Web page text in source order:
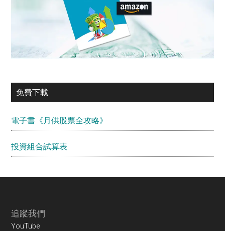
免費下載
電子書《月供股票全攻略》
投資組合試算表
Footer
追蹤我們
YouTube